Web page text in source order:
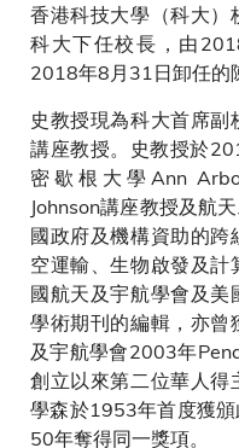
香港科技大學（科大）
科大下任校長，由
2018年8月31日卸任的
史教授現為科大首席
講座教授。史教授於
密歇根大學Ann
Johnson講座教授及航
國政府及機構資助的
空運輸、生物啟發及
國航天及宇航學會及
學術期刊的編輯，亦曾
及宇航學會2003年
創立以來第二位華人
學森於1953年首度獲
50年奪得同一獎項。